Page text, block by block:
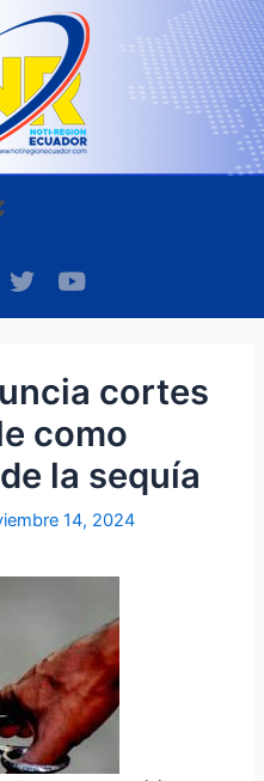
T
w
i
e
Y
o
u
b
cortes
como
la sequía
14, 2024